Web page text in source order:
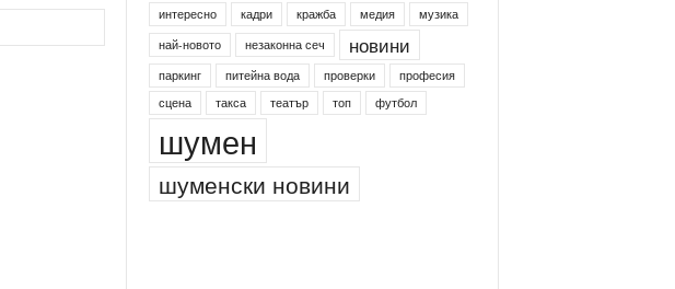
интересно кадри кражба медия
музика
най-новото
незаконна сеч новини
паркинг питейна вода проверки
професия
сцена
такса театър топ футбол
шумен
шуменски новини